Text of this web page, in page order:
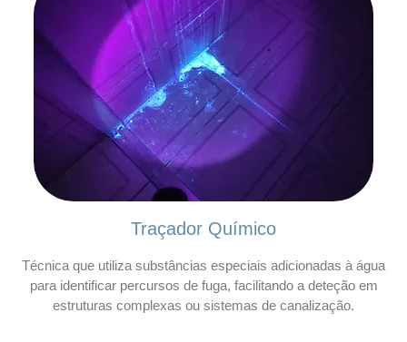
Traçador Químico
Técnica que utiliza substâncias especiais adicionadas à água
para identificar percursos de fuga, facilitando a deteção em
estruturas complexas ou sistemas de canalização.